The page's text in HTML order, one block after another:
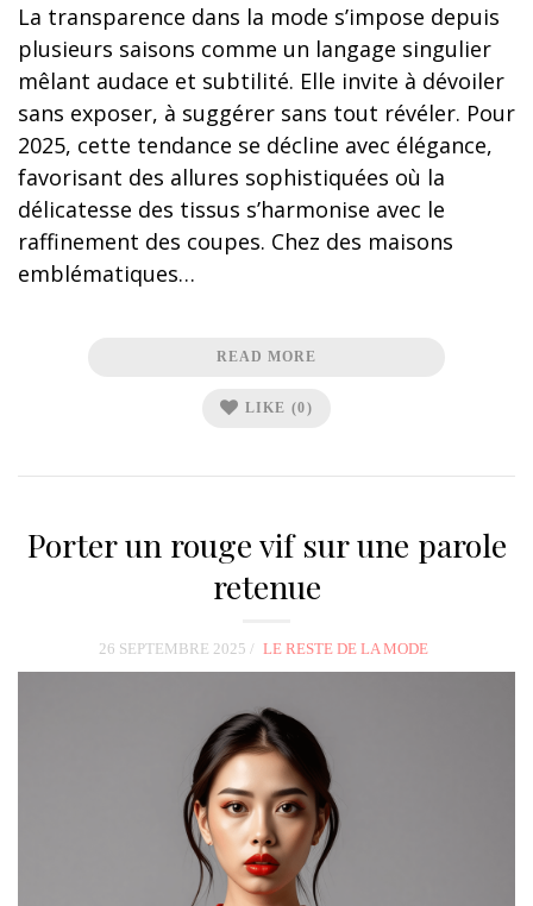
La transparence dans la mode s’impose depuis
plusieurs saisons comme un langage singulier
mêlant audace et subtilité. Elle invite à dévoiler
sans exposer, à suggérer sans tout révéler. Pour
2025, cette tendance se décline avec élégance,
favorisant des allures sophistiquées où la
délicatesse des tissus s’harmonise avec le
raffinement des coupes. Chez des maisons
emblématiques…
READ MORE
LIKE (0)
Porter un rouge vif sur une parole
retenue
26 SEPTEMBRE 2025 LE RESTE DE LA MODE